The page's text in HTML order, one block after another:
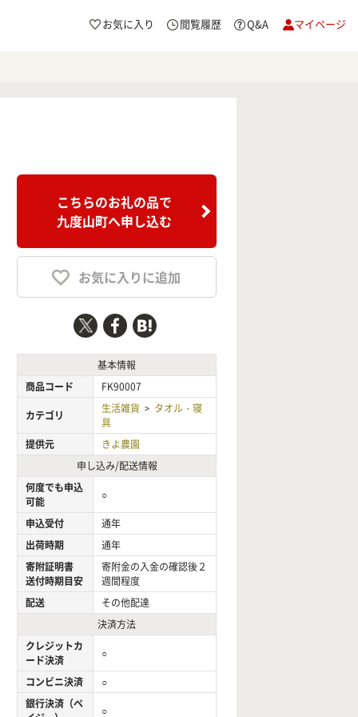
お気に入り 閲覧履歴 Q&A マイページ
こちらのお礼の品で
九度山町へ申し込む
お気に入りに追加
基本情報
商品コード
FK90007
カテゴリ
生活雑貨 > タオル・寝
具
提供元
きよ農園
申し込み/配送情報
何度でも申込
可能
○
申込受付
通年
出荷時期
通年
寄附証明書
送付時期目安
寄附金の入金の確認後２
週間程度
配送
その他配達
決済方法
クレジットカ
ード決済
○
コンビニ決済
○
銀行決済（ペ
○